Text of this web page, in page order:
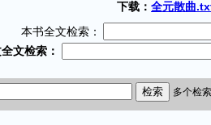
下载： 全元散曲
本书全文检索：